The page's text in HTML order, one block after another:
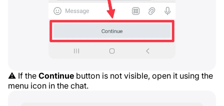
⚠️ If the Continue button is not visible, open it using the
menu icon in the chat.